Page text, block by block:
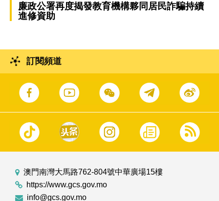
廉政公署再度揭發教育機構夥同居民詐騙持續
進修資助
訂閱頻道
澳門南灣大馬路762-804號中華廣場15樓
https://www.gcs.gov.mo
info@gcs.gov.mo